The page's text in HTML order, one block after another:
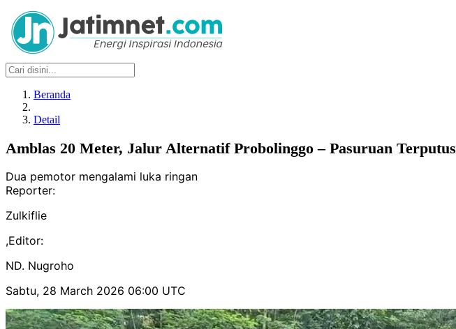
Beranda
Detail
Amblas 20 Meter, Jalur Alternatif Probolinggo – Pasuruan Terputus
Dua pemotor mengalami luka ringan
Reporter:
Zulkiflie
,Editor:
ND. Nugroho
Sabtu, 28 March 2026 06:00 UTC